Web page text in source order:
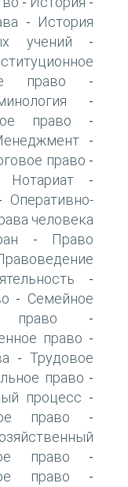
-
История
учений -
право -
-
право -
-
право -
Нотариат -
Оперативно-
человека
-
Право
-
- Семейное
право -
право -
-Трудовое
право -
процесс -
право -
право -
право -